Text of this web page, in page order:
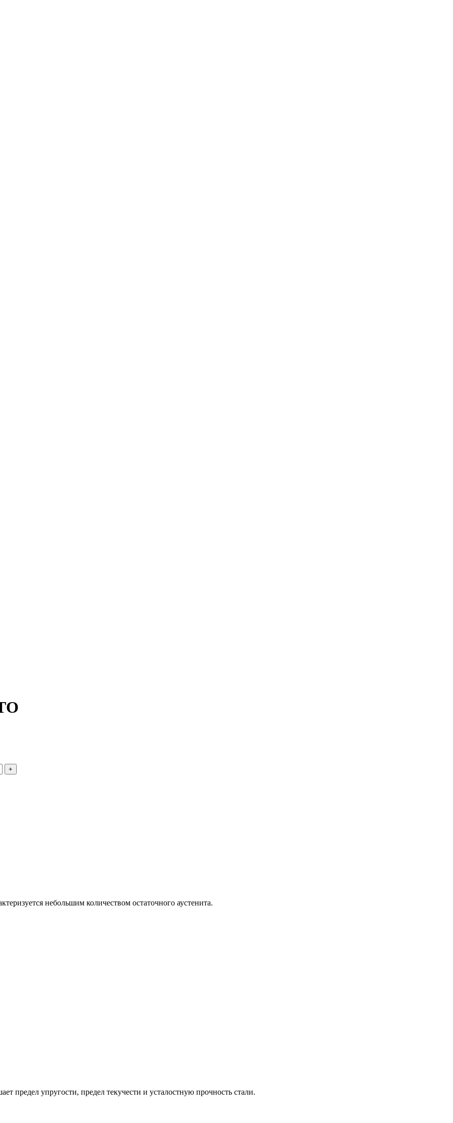
небольшим количеством остаточного аустенита.
предел упругости, предел текучести и усталостную прочность стали.